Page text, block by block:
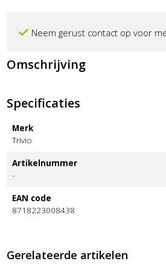
Neem gerust contact op voor
Omschrijving
Specificaties
Merk
Trivio
Artikelnummer
-
EAN code
8718223008438
Gerelateerde artikelen